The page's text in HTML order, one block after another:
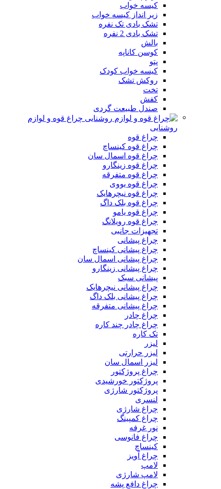
کیسه خواب
زیر انداز کیسه خواب
تشک بادی تک نفره
تشک بادی 2 نفره
بالش
کوسن کاناپه
پتو
کیسه خواب کودک
روکش تشک
تخت
کفش
صندل طبیعت گردی
چراغ قوه و لوازم
روشنایی
چراغ قوه
چراغ قوه کینساچ
چراغ قوه اسمال سان
چراغ قوه زینگارو
چراغ قوه متفرقه
چراغ قوه یووی
چراغ قوه نیچرهایک
چراغ قوه بلک‌ داگ
چراغ قوه یامو
چراغ قوه رویلانگ
تجهیزات جانبی
چراغ پیشانی
چراغ پیشانی کینساچ
چراغ پیشانی اسمال سان
چراغ پیشانی زینگارو
پیشانی سبک
چراغ پیشانی نیچرهایک
چراغ پیشانی بلک داگ
چراغ پیشانی متفرقه
چراغ چادر
چراغ چادر چند کاره
تک کاره
لیزر
لیزر حرارتی
لیزر اسمال سان
چراغ پروژکتور
پروژکتور خورشیدی
پروژکتور شارژی
لنسری
چراغ شارژی
چراغ کمپینگ
نور غرفه
چراغ فانوسی
کینساچ
چراغ آویز
لامپ
لامپ شارژی
چراغ دافع پشه